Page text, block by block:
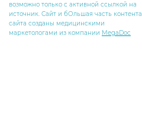
возможно только с активной ссылкой на
источник. Сайт и бОльшая часть контента
сайта созданы медицинскими
маркетологами из компании MegaDoc